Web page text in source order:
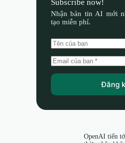
Subscribe now!
Nhận bản tin AI mới
tạo miễn phí.
Đăng
OpenAI tiến